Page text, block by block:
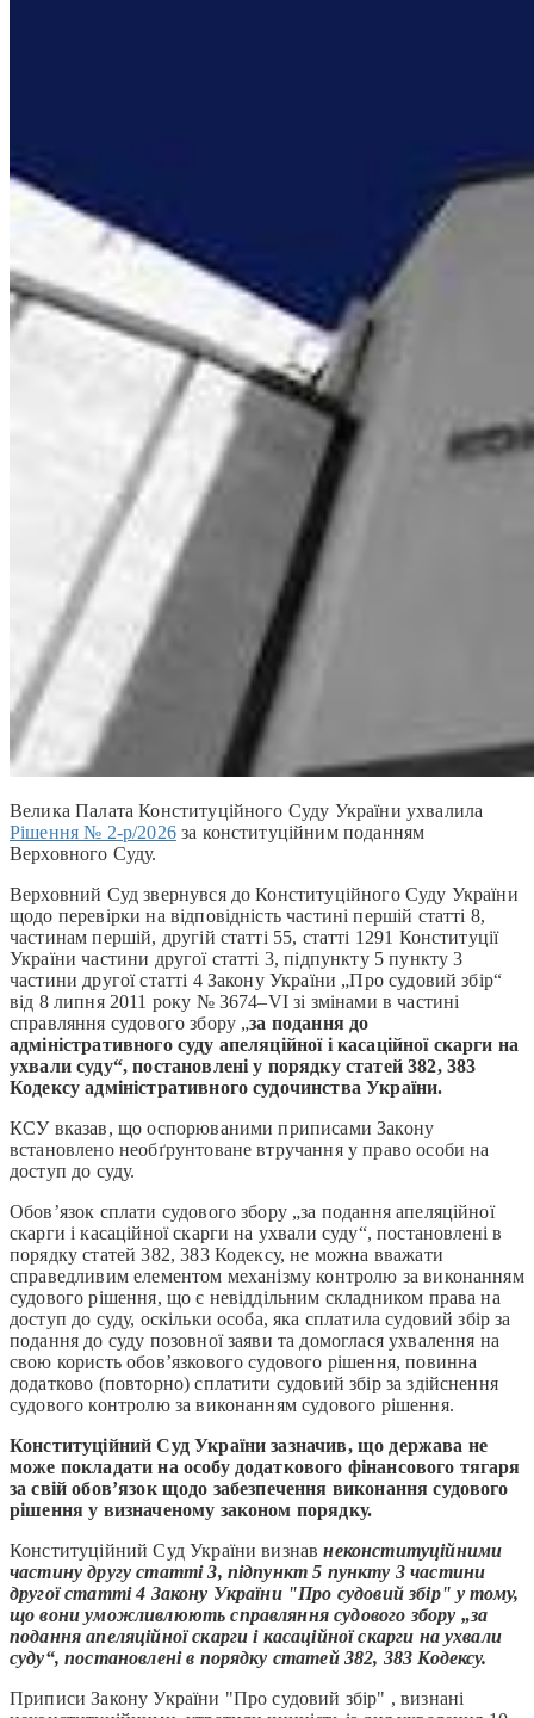
Велика Палата Конституційного Суду України ухвалила
Рішення № 2-р/2026за конституційним поданням
Верховного Суду.
Верховний Суд звернувся до Конституційного Суду України
щодо перевірки на відповідність частині першій статті 8,
частинам першій, другій статті 55, статті 1291 Конституції
України частини другої статті 3, підпункту 5 пункту 3
частини другої статті 4 Закону України „Про судовий збір“
від 8 липня 2011 року № 3674–VІ зі змінами в частині
справляння судового збору „за подання до
адміністративного суду апеляційної і касаційної скарги на
ухвали суду“, постановлені у порядку статей 382, 383
Кодексу адміністративного судочинства України.
КСУ вказав, що оспорюваними приписами Закону
встановлено необґрунтоване втручання у право особи на
доступ до суду.
Обов’язок сплати судового збору „за подання апеляційної
скарги і касаційної скарги на ухвали суду“, постановлені в
порядку статей 382, 383 Кодексу, не можна вважати
справедливим елементом механізму контролю за виконанням
судового рішення, що є невіддільним складником права на
доступ до суду, оскільки особа, яка сплатила судовий збір за
подання до суду позовної заяви та домоглася ухвалення на
свою користь обов’язкового судового рішення, повинна
додатково (повторно) сплатити судовий збір за здійснення
судового контролю за виконанням судового рішення.
Конституційний Суд України зазначив, що держава не
може покладати на особу додаткового фінансового тягаря
за свій обов’язок щодо забезпечення виконання судового
рішення у визначеному законом порядку.
Конституційний Суд України визнавнеконституційними
частину другу статті 3, підпункт 5 пункту 3 частини
другої статті 4 Закону України "Про судовий збір" у тому,
що вони уможливлюють справляння судового збору „за
подання апеляційної скарги і касаційної скарги на ухвали
суду“, постановлені в порядку статей 382, 383 Кодексу.
Приписи Закону України "Про судовий збір" , визнані